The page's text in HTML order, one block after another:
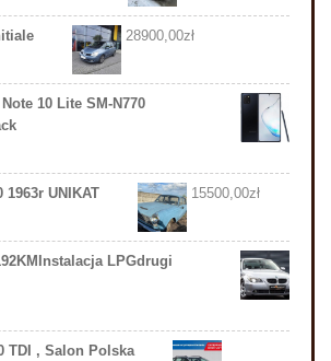
28900,00zł
10 Lite SM-N770
1963r UNIKAT 15500,00zł
LPGdrugi
TDI , Salon Polska